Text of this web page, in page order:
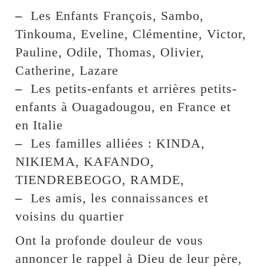
– Les Enfants François, Sambo,
Tinkouma, Eveline, Clémentine, Victor,
Pauline, Odile, Thomas, Olivier,
Catherine, Lazare
– Les petits-enfants et arrières petits-
enfants à Ouagadougou, en France et
en Italie
– Les familles alliées : KINDA,
NIKIEMA, KAFANDO,
TIENDREBEOGO, RAMDE,
– Les amis, les connaissances et
voisins du quartier
Ont la profonde douleur de vous
annoncer le rappel à Dieu de leur père,